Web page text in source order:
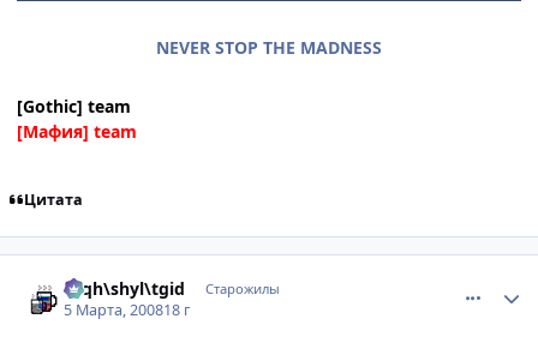
NEVER STOP THE MADNESS
[Gothic] team
[Мафия] team
Цитата
rhqh\shyl\tgid Старожилы
5 Марта, 200818 г